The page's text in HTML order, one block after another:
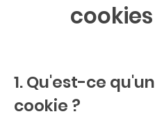
cookies
1. Qu'est-ce qu'un
cookie ?